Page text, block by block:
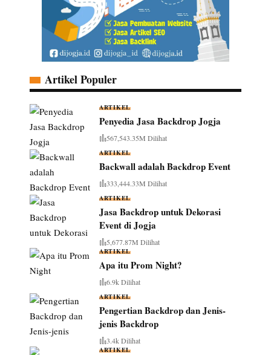
Artikel Populer
ARTIKEL
Penyedia Jasa Backdrop Jogja
567,543.35M Dilihat
ARTIKEL
Backwall adalah Backdrop Event
333,444.33M Dilihat
ARTIKEL
Jasa Backdrop untuk Dekorasi
Event di Jogja
5,677.87M Dilihat
ARTIKEL
Apa itu Prom Night?
6.9k Dilihat
ARTIKEL
Pengertian Backdrop dan Jenis-
jenis Backdrop
3.4k Dilihat
ARTIKEL